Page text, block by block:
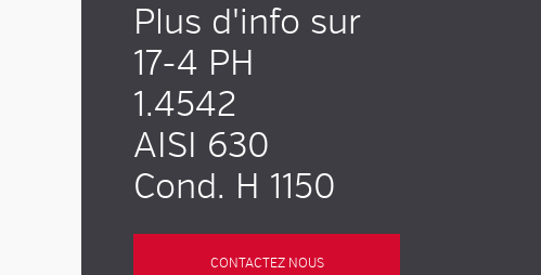
Plus d'info sur
17-4 PH
1.4542
AISI 630
Cond. H 1150
CONTACTEZ NOUS